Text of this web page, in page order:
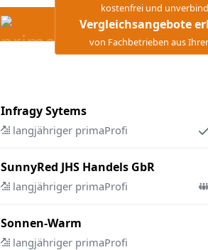
kostenfrei und
Vergleichsangebote
von Fachbetrieben aus
Infragy Sytems
langjähriger primaProfi
SunnyRed JHS Handels GbR
langjähriger primaProfi
Sonnen-Warm
langjähriger primaProfi